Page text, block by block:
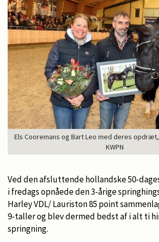
Els Cooremans og Bart Leo med deres
KWPN
Ved den afsluttende hollandske 50-
i fredags opnåede den 3-årige
Harley VDL/ Lauriston 85 point
9-taller og blev dermed bedst af i alt ti
springning.